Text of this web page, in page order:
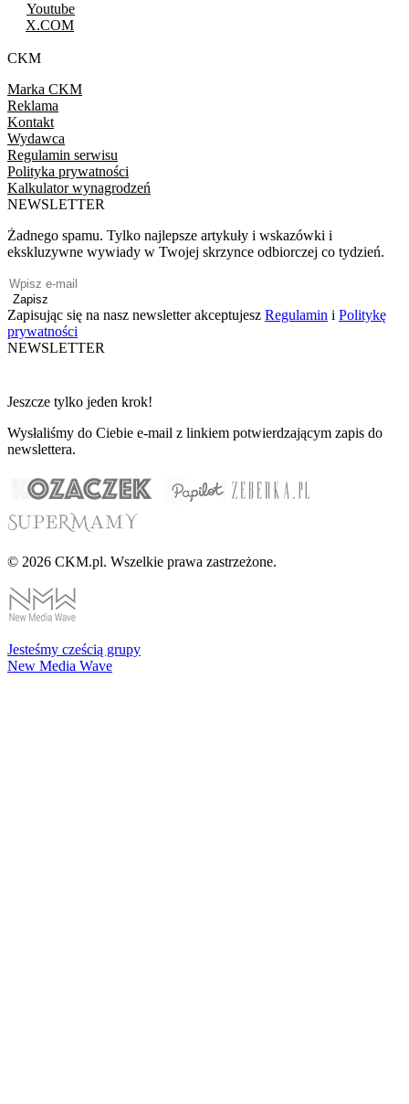
Youtube
X.COM
CKM
Marka CKM
Reklama
Kontakt
Wydawca
Regulamin serwisu
Polityka prywatności
Kalkulator wynagrodzeń
NEWSLETTER
Żadnego spamu. Tylko najlepsze artykuły i wskazówki i
ekskluzywne wywiady w Twojej skrzynce odbiorczej co tydzień.
Zapisz
Zapisując się na nasz newsletter akceptujesz Regulamin i Politykę
prywatności
NEWSLETTER
Jeszcze tylko jeden krok!
Wysłaliśmy do Ciebie e-mail z linkiem potwierdzającym zapis do
newslettera.
© 2026 CKM.pl. Wszelkie prawa zastrzeżone.
Jesteśmy cześcią grupy
New Media Wave